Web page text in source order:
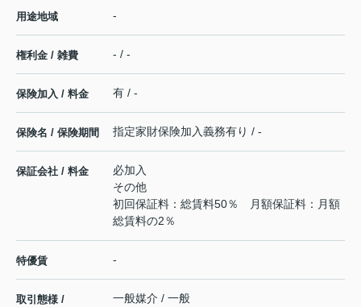
用途地域 -
権利金 / 雑費 - / -
保険加入 / 料金 有 / -
保険名 / 保険期間 指定家財保険加入義務有り / -
保証会社 / 料金
必加入
その他
初回保証料：総賃料50％ 月額保証料：月額
総賃料の2％
特優賃 -
取引態様 /
一般媒介 / 一般